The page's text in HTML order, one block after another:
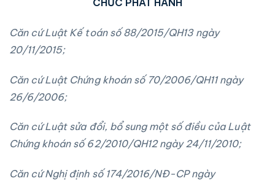
CHỨC PHÁT HÀNH
Căn cứ Luật Kế toán số88/2015/QH13 ngày
20/11/2015;
Căn cứ Luật Chứng khoán số70/2006/QH11ngày
26/6/2006;
Căn cứ Luật sửa đổi, bổ sung một số điều của Luật
Chứng khoán số 62/2010/QH12 ngày 24/11/2010;
Căn cứ Nghị định số 174/2016/NĐ-CP ngày